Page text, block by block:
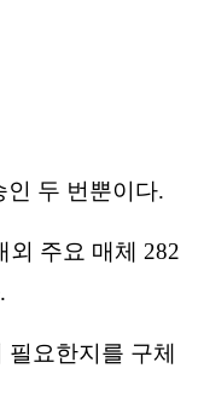
두 번뿐이다.
주요 매체 282
요한지를 구체